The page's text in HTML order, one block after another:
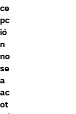
ce
pc
ió
n
no
se
a
ac
ot